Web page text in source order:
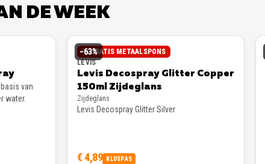
DE WEEK
van
water.
−63%
GRATIS METAALSPONS
LEVIS
Levis Decospray Glitter Copper
150ml Zijdeglans
Zijdeglans
Levis Decospray Glitter Silver
€ 4,89 KLUSPAS